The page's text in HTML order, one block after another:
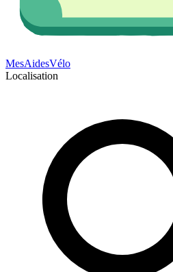
MesAidesVélo
Localisation